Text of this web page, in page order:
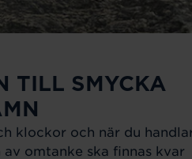
TILL SMYCKA
klockor och när du
omtanke ska finnas kvar